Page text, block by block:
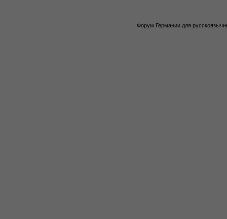
Форум Германии для